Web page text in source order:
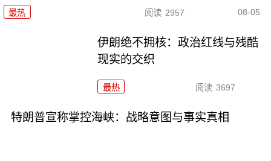
最热 阅读 2957 08-05
伊朗绝不拥核：政治红线与残酷
现实的交织
最热 阅读 3697
特朗普宣称掌控海峡：战略意图与事实真相